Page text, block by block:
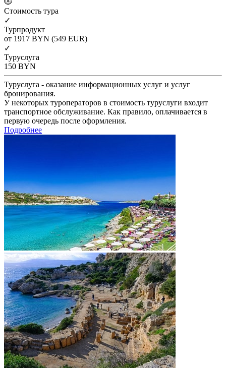
Cтоимость тура
✓
Турпродукт
от 1917 BYN (549 EUR)
✓
Туруслуга
150 BYN
Туруслуга - оказание информационных услуг и услуг
бронирования.
У некоторых туроператоров в стоимость туруслуги входит
транспортное обслуживание. Как правило, оплачивается в
первую очередь после оформления.
Подробнее